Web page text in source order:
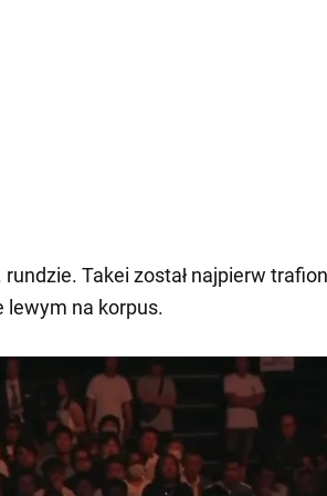
Takei został najpierw
lewym na korpus.